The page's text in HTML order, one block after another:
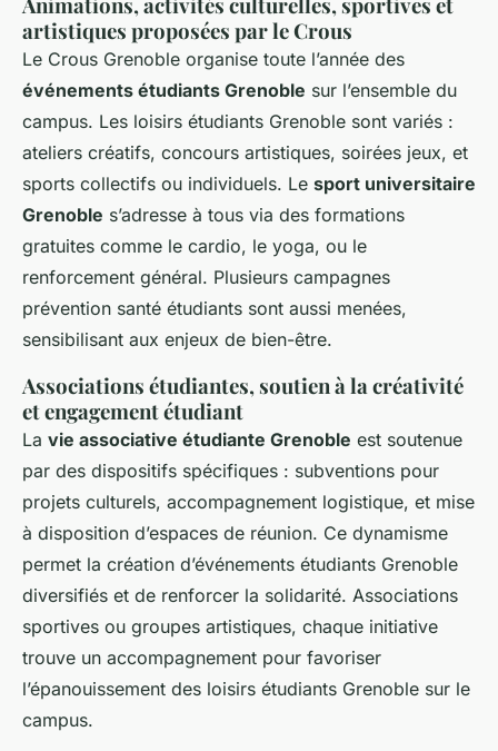
artistiques proposées par le Crous
Le Crous Grenoble organise toute l’année des
événements étudiants Grenoble sur l’ensemble du
campus. Les loisirs étudiants Grenoble sont variés :
ateliers créatifs, concours artistiques, soirées jeux, et
sports collectifs ou individuels. Le sport universitaire
Grenoble s’adresse à tous via des formations
gratuites comme le cardio, le yoga, ou le
renforcement général. Plusieurs campagnes
prévention santé étudiants sont aussi menées,
sensibilisant aux enjeux de bien-être.
Associations étudiantes, soutien à la créativité
et engagement étudiant
La vie associative étudiante Grenoble est soutenue
par des dispositifs spécifiques : subventions pour
projets culturels, accompagnement logistique, et mise
à disposition d’espaces de réunion. Ce dynamisme
permet la création d’événements étudiants Grenoble
diversifiés et de renforcer la solidarité. Associations
sportives ou groupes artistiques, chaque initiative
trouve un accompagnement pour favoriser
l’épanouissement des loisirs étudiants Grenoble sur le
campus.